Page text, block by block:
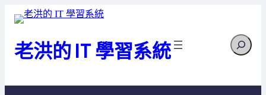
老洪的 IT 學習系統 Search